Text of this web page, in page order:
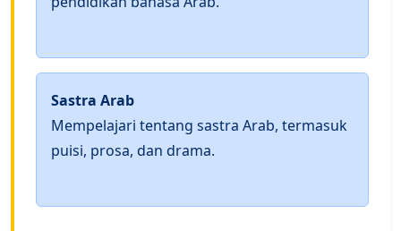
Sastra Arab
Mempelajari tentang sastra Arab, termasuk
puisi, prosa, dan drama.